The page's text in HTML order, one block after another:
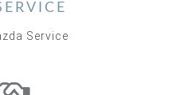
Service